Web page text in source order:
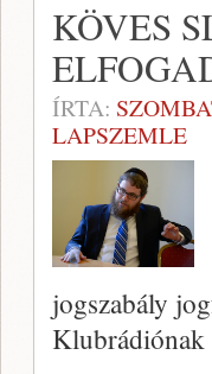
KÖVES
ÍRTA:
LAPSZEMLE
jogszabály
Klubrádiónak